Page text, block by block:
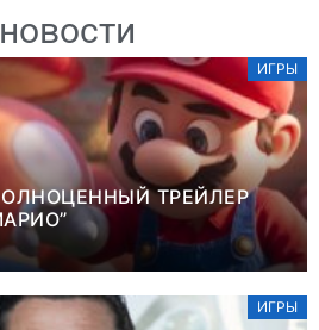
ИГРЫ
ТРЕЙЛЕР
ИГРЫ